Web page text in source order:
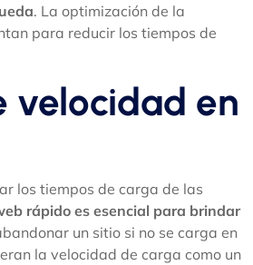
. La optimización de la
para reducir los tiempos de
velocidad en
los tiempos de carga de las
rápido es esencial para brindar
un sitio si no se carga en
la velocidad de carga como un